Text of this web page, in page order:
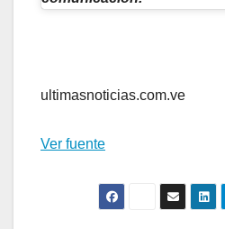
ultimasnoticias.com.ve
Ver fuente